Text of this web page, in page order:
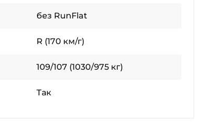
без RunFlat
R (170 км/г)
109/107 (1030/975 кг)
Так